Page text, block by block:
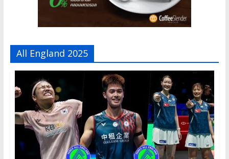
All England 2025